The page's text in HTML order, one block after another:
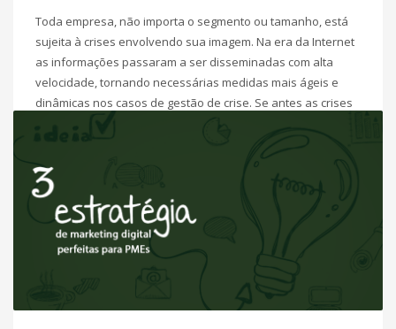
Toda empresa, não importa o segmento ou tamanho, está
sujeita à crises envolvendo sua imagem. Na era da Internet
as informações passaram a ser disseminadas com alta
velocidade, tornando necessárias medidas mais ágeis e
dinâmicas nos casos de gestão de crise. Se antes as crises
POSTADO EM INBOUND MARKETING
MARKETING DIGITAL PARA
PME´S